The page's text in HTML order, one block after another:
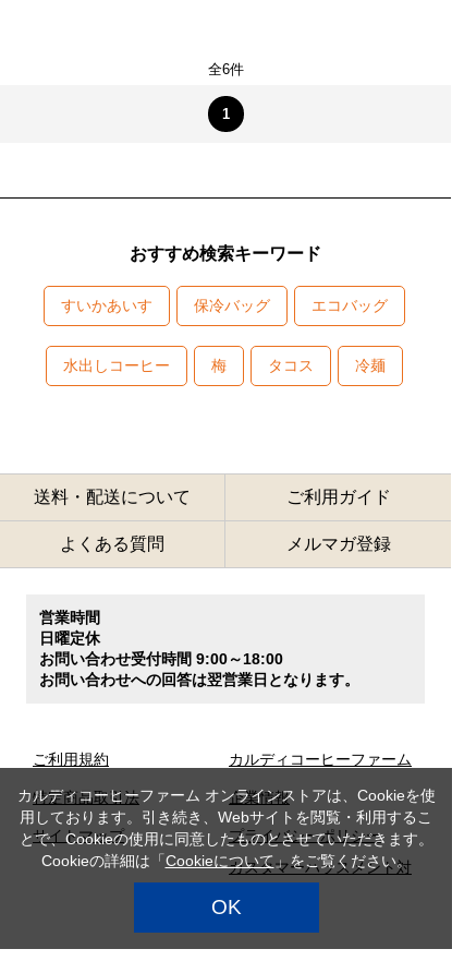
全6件
1
おすすめ検索キーワード
すいかあいす 保冷バッグ エコバッグ
水出しコーヒー 梅 タコス 冷麺
送料・配送について ご利用ガイド
よくある質問 メルマガ登録
営業時間
日曜定休
お問い合わせ受付時間 9:00～18:00
お問い合わせへの回答は翌営業日となります。
ご利用規約
特定商品取引法
サイトマップ
カルディコーヒーファーム
企業情報
プライバシーポリシー
カスタマーハラスメント対
カルディコーヒーファーム オンラインストアは、Cookieを使
用しております。引き続き、Webサイトを閲覧・利用するこ
とで、Cookieの使用に同意したものとさせていただきます。
Cookieの詳細は「 Cookieについて」をご覧ください。
OK